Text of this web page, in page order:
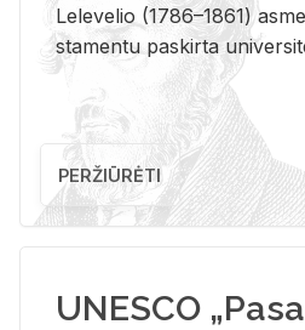
Le­le­ve­lio (1786–1861)
sta­men­tu pa­skir­ta
PERŽIŪRĖTI
UNESCO